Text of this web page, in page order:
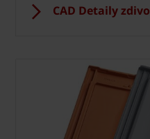
CAD Detaily zdivo